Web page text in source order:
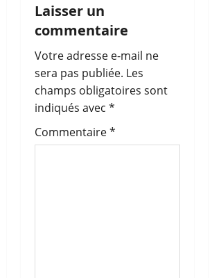
o
n
d
’
a
Laisser un
commentaire
Votre adresse e-mail ne
sera pas publiée. Les
champs obligatoires sont
indiqués avec *
Commentaire*